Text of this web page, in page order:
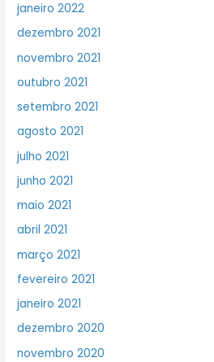
janeiro 2022
dezembro 2021
novembro 2021
outubro 2021
setembro 2021
agosto 2021
julho 2021
junho 2021
maio 2021
abril 2021
março 2021
fevereiro 2021
janeiro 2021
dezembro 2020
novembro 2020